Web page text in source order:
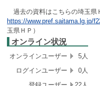
過去の資料はこちらの埼玉県
https://www.pref.saitama.lg.jp/
玉県ＨＰ）
オンライン状況
オンラインユーザー
5人
ログインユーザー
0人